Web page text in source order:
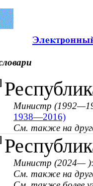
Министр
1938—2016)
См. также на
Министр (2024— ):
См. также на